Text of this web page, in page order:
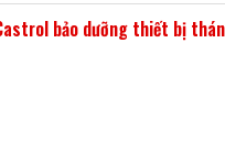
bảo dưỡng thiết bị